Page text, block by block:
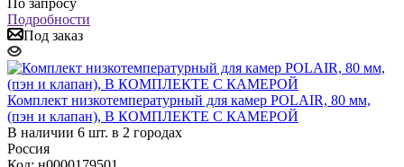
Подробности
Под заказ
Комплект низкотемпературный для камер POLAIR, 80 мм,
(пэн и клапан), В КОМПЛЕКТЕ С КАМЕРОЙ
В наличии 6 шт. в 2 городах
Россия